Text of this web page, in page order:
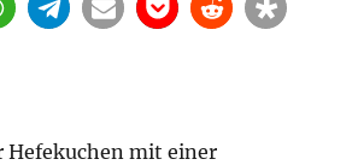
Hefekuchen mit einer